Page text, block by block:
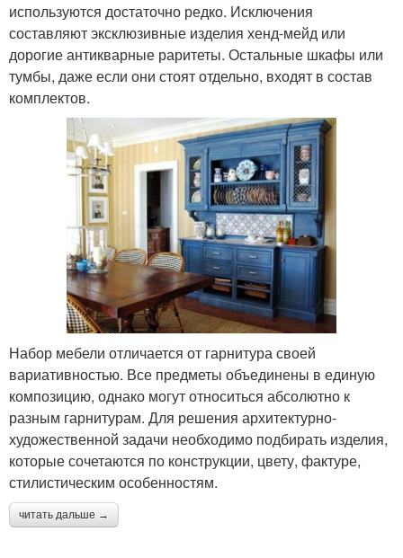
используются достаточно редко. Исключения
составляют эксклюзивные изделия хенд-мейд или
дорогие антикварные раритеты. Остальные шкафы или
тумбы, даже если они стоят отдельно, входят в состав
комплектов.
Набор мебели отличается от гарнитура своей
вариативностью. Все предметы объединены в единую
композицию, однако могут относиться абсолютно к
разным гарнитурам. Для решения архитектурно-
художественной задачи необходимо подбирать изделия,
которые сочетаются по конструкции, цвету, фактуре,
стилистическим особенностям.
читать дальше →